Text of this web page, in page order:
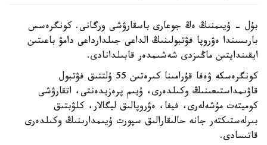
بۇل - ۇيىمنىڭ ەڭ جوعارى باسقارۋشى ورگانى. كونگرەسس
بارىسىندا ەۋروپا فۋتبولىنىڭ الداعى جىلدارداعى دامۋ باعىتىن
ايقىندايتىن ماڭىزدى شەشىمدەر قابىلدانادى.
كونگرەسكە ۋەفا قۇرامىنا كىرەتىن 55 ۇلتتىق فۋتبول
قاۋىمداستىعىنىڭ وكىلدەرى، ۇيىم پرەزيدەنتى، اتقارۋشى
كوميتەت مۇشەلەرى، فيفا، ەۋروپالىق ليگالار، كلۋبتىق
بىرلەستىكتەر جانە حالىقارالىق سپورت ۇيىمدارىنىڭ وكىلدەرى
قاتىسادى.